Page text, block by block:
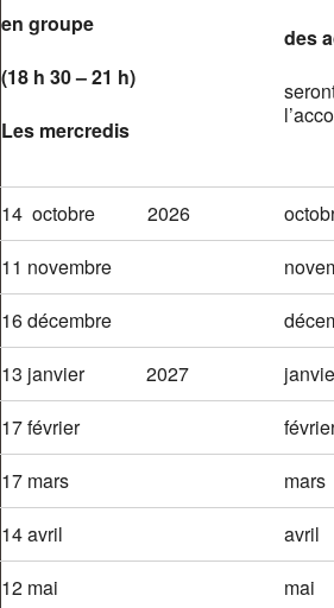
en groupe
(18 h 30 – 21 h)
Les mercredis
des
14 octobre 2026
11 novembre
16 décembre
13 janvier 2027
17 février
17 mars
mars
14 avril
avril
12 mai
mai